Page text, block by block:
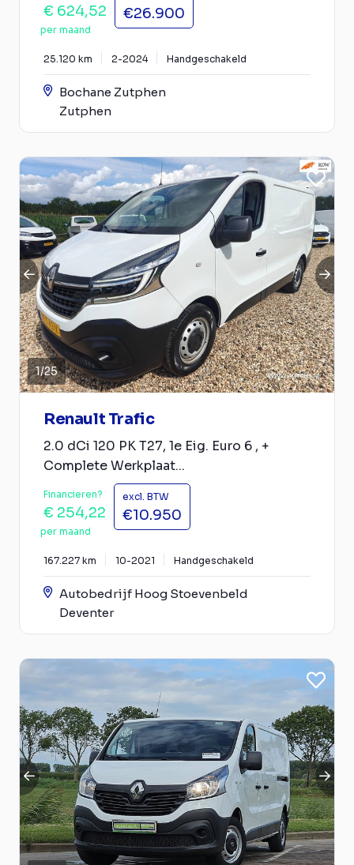
€ 624,52
per maand
€26.900
25.120 km 2-2024 Handgeschakeld
Bochane Zutphen
Zutphen
1/25
Renault Trafic
2.0 dCi 120 PK T27, 1e Eig. Euro 6 , +
Complete Werkplaat...
Financieren?
€ 254,22
per maand
excl. BTW
€10.950
167.227 km 10-2021 Handgeschakeld
Autobedrijf Hoog Stoevenbeld
Deventer